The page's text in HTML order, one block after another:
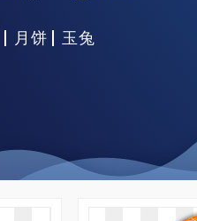
月饼 玉兔